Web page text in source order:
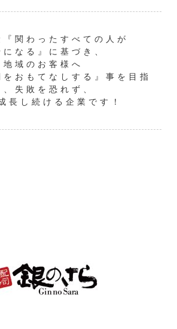
『関わったすべての人が
になる』に基づき、
地域のお客様へ
をおもてなしする』事を目指
、 失敗を恐れず、
長し続ける企業です！